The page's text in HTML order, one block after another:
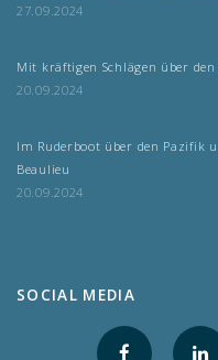
27.09.2024
Mit kräftigen Schlägen über
20.09.2024
Im Ruderboot über den
Beaulieu
20.09.2024
SOCIAL MEDIA